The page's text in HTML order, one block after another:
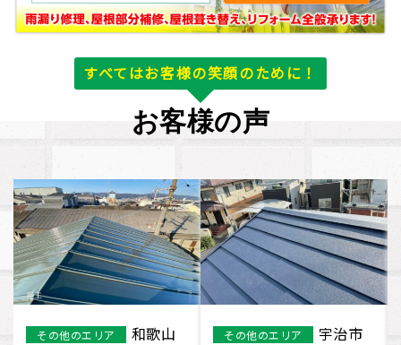
すべてはお客様の笑顔のために！
お客様の声
その他のエリア
和歌山
その他のエリア
宇治市